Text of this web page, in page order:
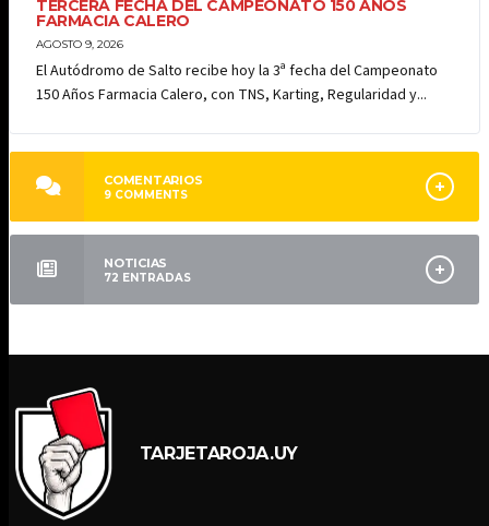
TERCERA FECHA DEL CAMPEONATO 150 AÑOS
FARMACIA CALERO
AGOSTO 9, 2026
El Autódromo de Salto recibe hoy la 3ª fecha del Campeonato
150 Años Farmacia Calero, con TNS, Karting, Regularidad y...
COMENTARIOS
9 COMMENTS
NOTICIAS
72 ENTRADAS
TARJETAROJA.UY